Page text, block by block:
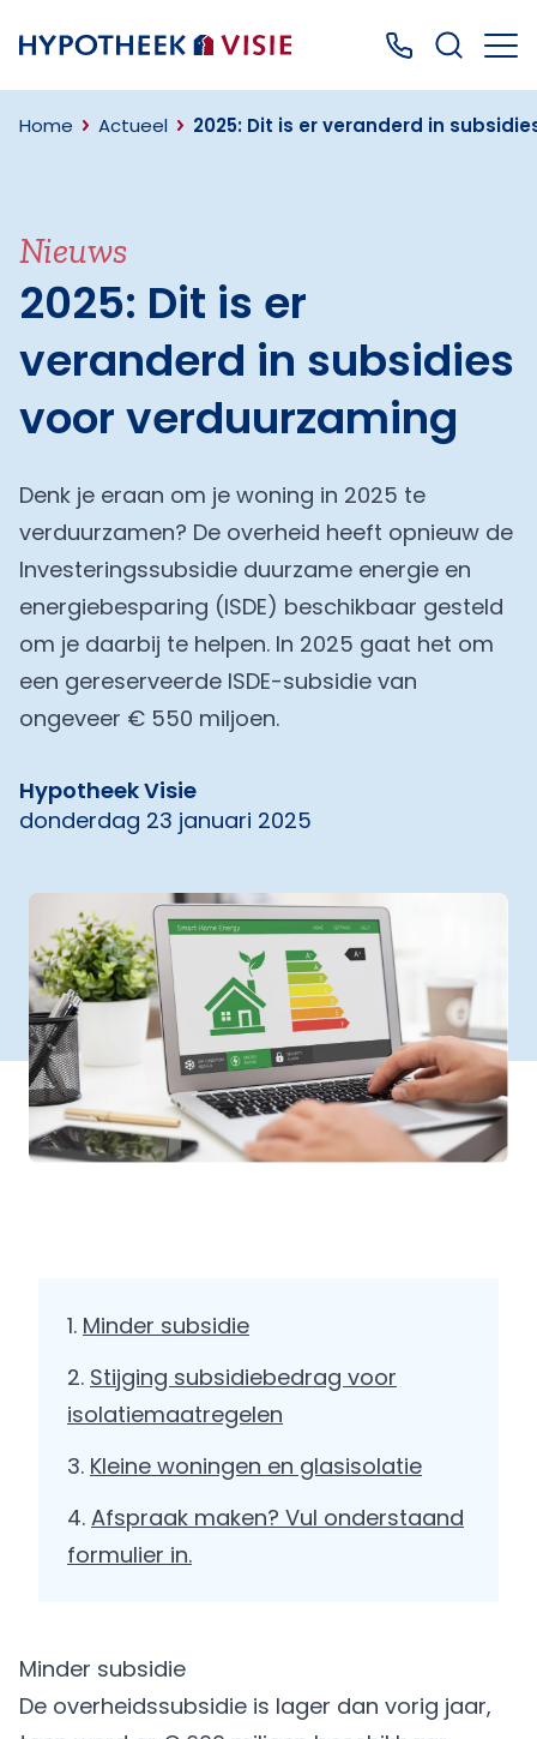
Terug naar home Bel ons: 0499
Home Actueel 2025: Dit is er veranderd in
Nieuws
2025: Dit is er
veranderd in subsidies
voor verduurzaming
Denk je eraan om je woning in 2025 te
verduurzamen? De overheid heeft opnieuw de
Investeringssubsidie duurzame energie en
energiebesparing (ISDE) beschikbaar gesteld
om je daarbij te helpen. In 2025 gaat het om
een gereserveerde ISDE-subsidie van
ongeveer € 550 miljoen.
Hypotheek Visie
donderdag 23 januari 2025
Minder subsidie
Stijging subsidiebedrag voor
isolatiemaatregelen
Kleine woningen en glasisolatie
Afspraak maken? Vul onderstaand
formulier in.
Minder subsidie
De overheidssubsidie is lager dan vorig jaar,